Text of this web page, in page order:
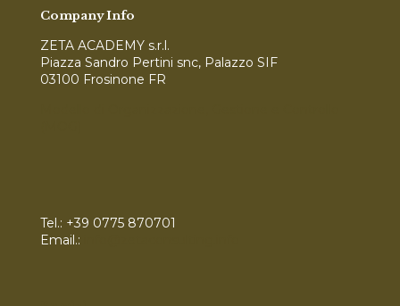
Company Info
ZETA ACADEMY s.r.l.
Piazza Sandro Pertini snc, Palazzo SIF
03100 Frosinone FR
Tel.: +39 0775 870701
Email.: